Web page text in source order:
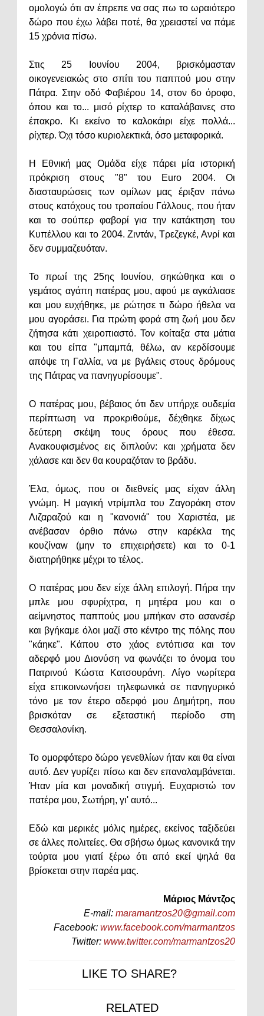
ομολογώ ότι αν έπρεπε να σας πω το ωραιότερο
δώρο που έχω λάβει ποτέ, θα χρειαστεί να πάμε
15 χρόνια πίσω.
Στις 25 Ιουνίου 2004, βρισκόμασταν
οικογενειακώς στο σπίτι του παππού μου στην
Πάτρα. Στην οδό Φαβιέρου 14, στον 6ο όροφο,
όπου και το... μισό ρίχτερ το καταλάβαινες στο
έπακρο. Κι εκείνο το καλοκάιρι είχε πολλά...
ρίχτερ. Όχι τόσο κυριολεκτικά, όσο μεταφορικά.
Η Εθνική μας Ομάδα είχε πάρει μία ιστορική
πρόκριση στους "8" του Euro 2004. Οι
διασταυρώσεις των ομίλων μας έριξαν πάνω
στους κατόχους του τροπαίου Γάλλους, που ήταν
και το σούπερ φαβορί για την κατάκτηση του
Κυπέλλου και το 2004. Ζιντάν, Τρεζεγκέ, Ανρί και
δεν συμμαζευόταν.
Το πρωί της 25ης Ιουνίου, σηκώθηκα και ο
γεμάτος αγάπη πατέρας μου, αφού με αγκάλιασε
και μου ευχήθηκε, με ρώτησε τι δώρο ήθελα να
μου αγοράσει. Για πρώτη φορά στη ζωή μου δεν
ζήτησα κάτι χειροπιαστό. Τον κοίταξα στα μάτια
και του είπα "μπαμπά, θέλω, αν κερδίσουμε
απόψε τη Γαλλία, να με βγάλεις στους δρόμους
της Πάτρας να πανηγυρίσουμε".
Ο πατέρας μου, βέβαιος ότι δεν υπήρχε ουδεμία
περίπτωση να προκριθούμε, δέχθηκε δίχως
δεύτερη σκέψη τους όρους που έθεσα.
Ανακουφισμένος εις διπλούν: και χρήματα δεν
χάλασε και δεν θα κουραζόταν το βράδυ.
Έλα, όμως, που οι διεθνείς μας είχαν άλλη
γνώμη. Η μαγική ντρίμπλα του Ζαγοράκη στον
Λιζαραζού και η "κανονιά" του Χαριστέα, με
ανέβασαν όρθιο πάνω στην καρέκλα της
κουζίναw (μην το επιχειρήσετε) και το 0-1
διατηρήθηκε μέχρι το τέλος.
Ο πατέρας μου δεν είχε άλλη επιλογή. Πήρα την
μπλε μου σφυρίχτρα, η μητέρα μου και ο
αείμνηστος παππούς μου μπήκαν στο ασανσέρ
και βγήκαμε όλοι μαζί στο κέντρο της πόλης που
"κάηκε". Κάπου στο χάος εντόπισα και τον
αδερφό μου Διονύση να φωνάζει το όνομα του
Πατρινού Κώστα Κατσουράνη. Λίγο νωρίτερα
είχα επικοινωνήσει τηλεφωνικά σε πανηγυρικό
τόνο με τον έτερο αδερφό μου Δημήτρη, που
βρισκόταν σε εξεταστική περίοδο στη
Θεσσαλονίκη.
Το ομορφότερο δώρο γενεθλίων ήταν και θα είναι
αυτό. Δεν γυρίζει πίσω και δεν επαναλαμβάνεται.
Ήταν μία και μοναδική στιγμή. Ευχαριστώ τον
πατέρα μου, Σωτήρη, γι' αυτό...
Εδώ και μερικές μόλις ημέρες, εκείνος ταξιδεύει
σε άλλες πολιτείες. Θα σβήσω όμως κανονικά την
τούρτα μου γιατί ξέρω ότι από εκεί ψηλά θα
βρίσκεται στην παρέα μας.
Μάριος Μάντζος
E-mail: maramantzos20@gmail.com
Facebook: www.facebook.com/marmantzos
Twitter: www.twitter.com/marmantzos20
LIKE TO SHARE?
RELATED